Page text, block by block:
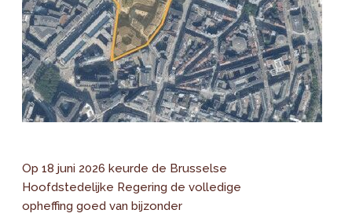
Op 18 juni 2026 keurde de Brusselse
Hoofdstedelijke Regering de volledige
opheffing goed van bijzonder